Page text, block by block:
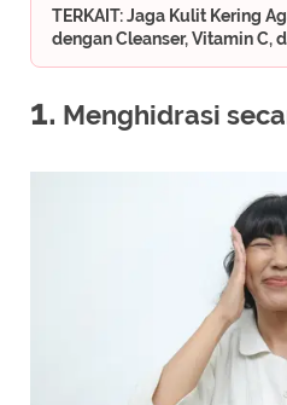
TERKAIT: Jaga Kulit Kering
dengan Cleanser, Vitamin C,
1. Menghidrasi